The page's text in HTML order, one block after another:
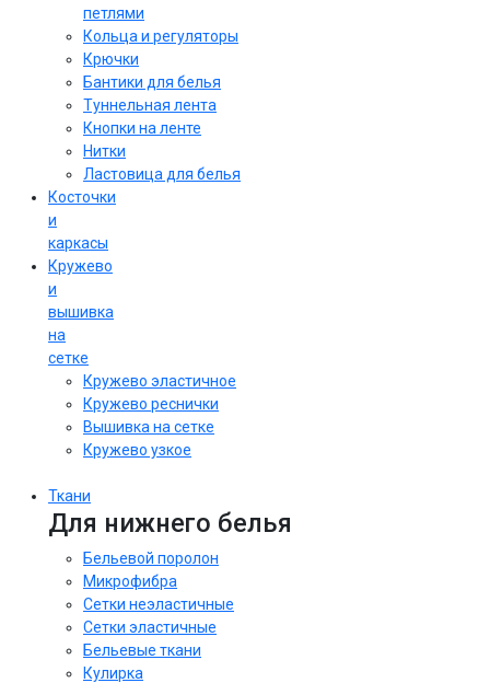
петлями
Кольца и регуляторы
Крючки
Бантики для белья
Туннельная лента
Кнопки на ленте
Нитки
Ластовица для белья
Косточки
и
каркасы
Кружево
и
вышивка
на
сетке
Кружево эластичное
Кружево реснички
Вышивка на сетке
Кружево узкое
Ткани
Для нижнего белья
Бельевой поролон
Микрофибра
Сетки неэластичные
Сетки эластичные
Бельевые ткани
Кулирка